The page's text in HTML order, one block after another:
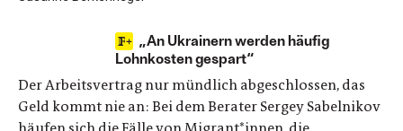
„An Ukrainern werden häufig
Lohnkosten gespart“
Der Arbeitsvertrag nur mündlich abgeschlossen, das
Geld kommt nie an: Bei dem Berater Sergey Sabelnikov